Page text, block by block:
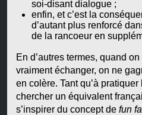
soi-disant dialogue ;
enfin, et c’est la
d’autant plus renforcé
de la rancoeur en
En d’autres termes, quand
vraiment échanger, on ne
en colère. Tant qu’à
chercher un équivalent
s’inspirer du concept de fun